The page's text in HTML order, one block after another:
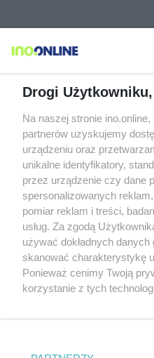
Drogi Użytkowniku,
Na naszej stronie
partnerów uzyskujemy
urządzeniu oraz
unikalne identyfikatory,
przez urządzenie czy dane
spersonalizowanych
pomiar reklam i treści,
usług. Za zgodą
używać dokładnych
skanować charakterystykę
Ponieważ cenimy Twoją
korzystanie z tych
nie wymagają zgody